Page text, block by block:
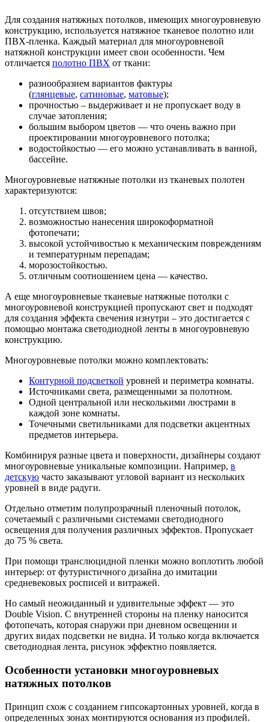
Для создания натяжных потолков, имеющих многоуровневую
конструкцию, используется натяжное тканевое полотно или
ПВХ-пленка. Каждый материал для многоуровневой
натяжной конструкции имеет свои особенности. Чем
отличается полотно ПВХ от ткани:
разнообразием вариантов фактуры
(глянцевые, сатиновые, матовые);
прочностью – выдерживает и не пропускает воду в
случае затопления;
большим выбором цветов — что очень важно при
проектировании многоуровневого потолка;
водостойкостью — его можно устанавливать в ванной,
бассейне.
Многоуровневые натяжные потолки из тканевых полотен
характеризуются:
отсутствием швов;
возможностью нанесения широкоформатной
фотопечати;
высокой устойчивостью к механическим повреждениям
и температурным перепадам;
морозостойкостью.
отличным соотношением цена — качество.
А еще многоуровневые тканевые натяжные потолки с
многоуровневой конструкцией пропускают свет и подходят
для создания эффекта свечения изнутри – это достигается с
помощью монтажа светодиодной ленты в многоуровневую
конструкцию.
Многоуровневые потолки можно комплектовать:
Контурной подсветкой уровней и периметра комнаты.
Источниками света, размещенными за полотном.
Одной центральной или несколькими люстрами в
каждой зоне комнаты.
Точечными светильниками для подсветки акцентных
предметов интерьера.
Комбинируя разные цвета и поверхности, дизайнеры создают
многоуровневые уникальные композиции. Например, в
детскую часто заказывают угловой вариант из нескольких
уровней в виде радуги.
Отдельно отметим полупрозрачный пленочный потолок,
сочетаемый с различными системами светодиодного
освещения для получения различных эффектов. Пропускает
до 75 % света.
При помощи транслюцидной пленки можно воплотить любой
интерьер: от футуристичного дизайна до имитации
средневековых росписей и витражей.
Но самый неожиданный и удивительные эффект — это
Double Vision. С внутренней стороны на пленку наносится
фотопечать, которая снаружи при дневном освещении и
других видах подсветки не видна. И только когда включается
светодиодная лента, рисунок эффектно появляется.
Особенности установки многоуровневых
натяжных потолков
Принцип схож с созданием гипсокартонных уровней, когда в
определенных зонах монтируются основания из профилей.